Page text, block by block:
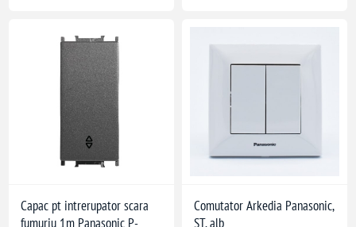
Capac pt intrerupator scara
fumuriu 1m Panasonic P-
Comutator Arkedia Panasonic,
ST, alb